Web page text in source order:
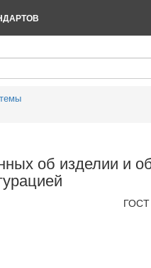
об изделии и
ГОСТ